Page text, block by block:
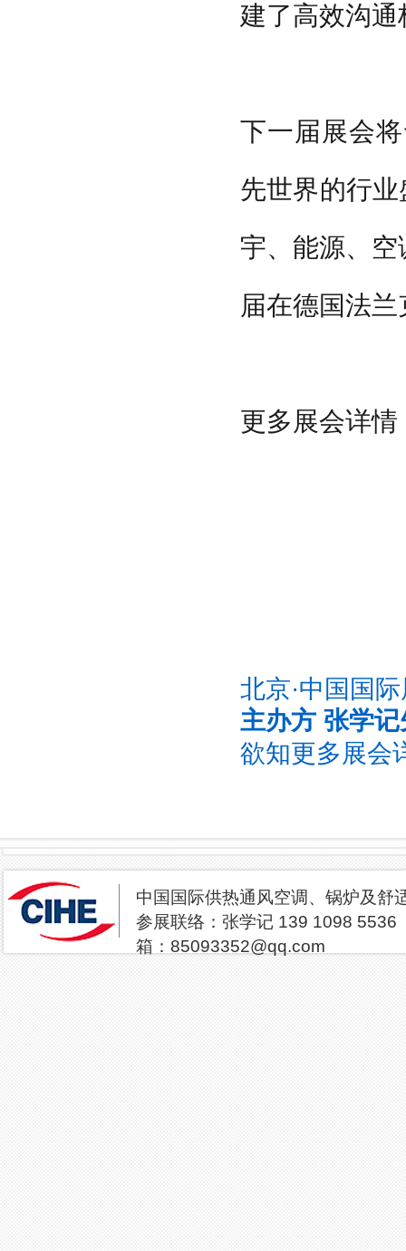
建了高效沟
下一届展会
先世界的行
宇、能源、
届在德国法
更多展会详情
北京·中国国
主办方 张学
欲知更多展会
中国国际供热通风空调、
参展联络：张学
箱：85093352@qq.com